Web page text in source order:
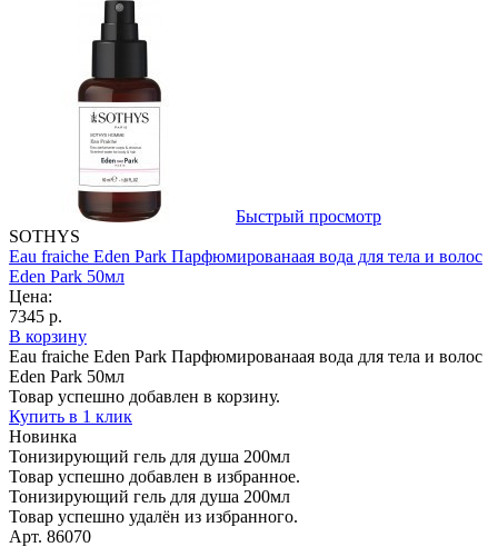
Быстрый просмотр
SOTHYS
Eau fraiche Eden Park Парфюмированаая вода для тела и волос
Eden Park 50мл
Цена:
7345 р.
В корзину
Eau fraiche Eden Park Парфюмированаая вода для тела и волос
Eden Park 50мл
Товар успешно добавлен в корзину.
Купить в 1 клик
Новинка
Тонизирующий гель для душа 200мл
Товар успешно добавлен в избранное.
Тонизирующий гель для душа 200мл
Товар успешно удалён из избранного.
Арт. 86070